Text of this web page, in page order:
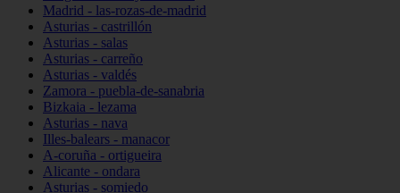
Madrid - las-rozas-de-madrid
Asturias - castrillón
Asturias - salas
Asturias - carreño
Asturias - valdés
Zamora - puebla-de-sanabria
Bizkaia - lezama
Asturias - nava
Illes-balears - manacor
A-coruña - ortigueira
Alicante - ondara
Asturias - somiedo